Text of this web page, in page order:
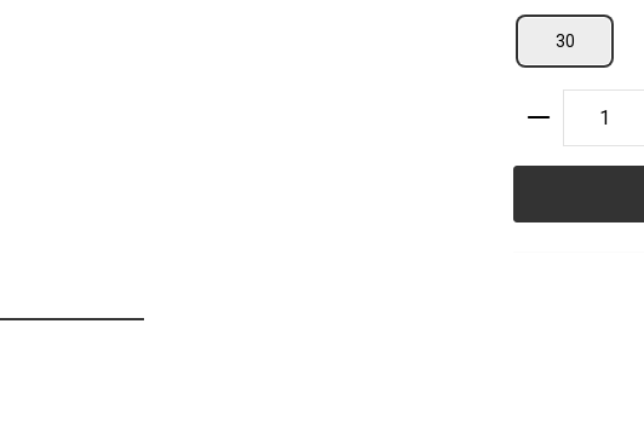
30
Produkt